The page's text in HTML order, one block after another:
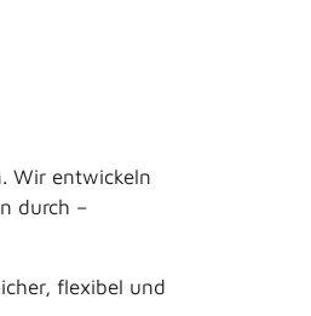
Wir entwickeln
durch –
flexibel und